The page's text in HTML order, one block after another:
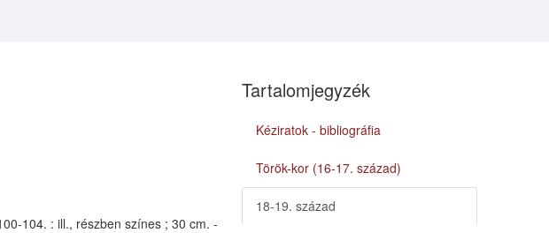
Tartalomjegyzék
Kéziratok - bibliográfia
Török-kor (16-17. század)
18-19. század
104. : ill., részben színes ; 30 cm. -